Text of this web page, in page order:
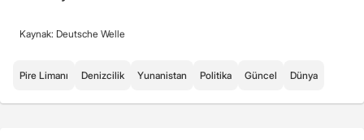
Kaynak: Deutsche Welle
Pire Limanı Denizcilik Yunanistan Politika Güncel Dünya